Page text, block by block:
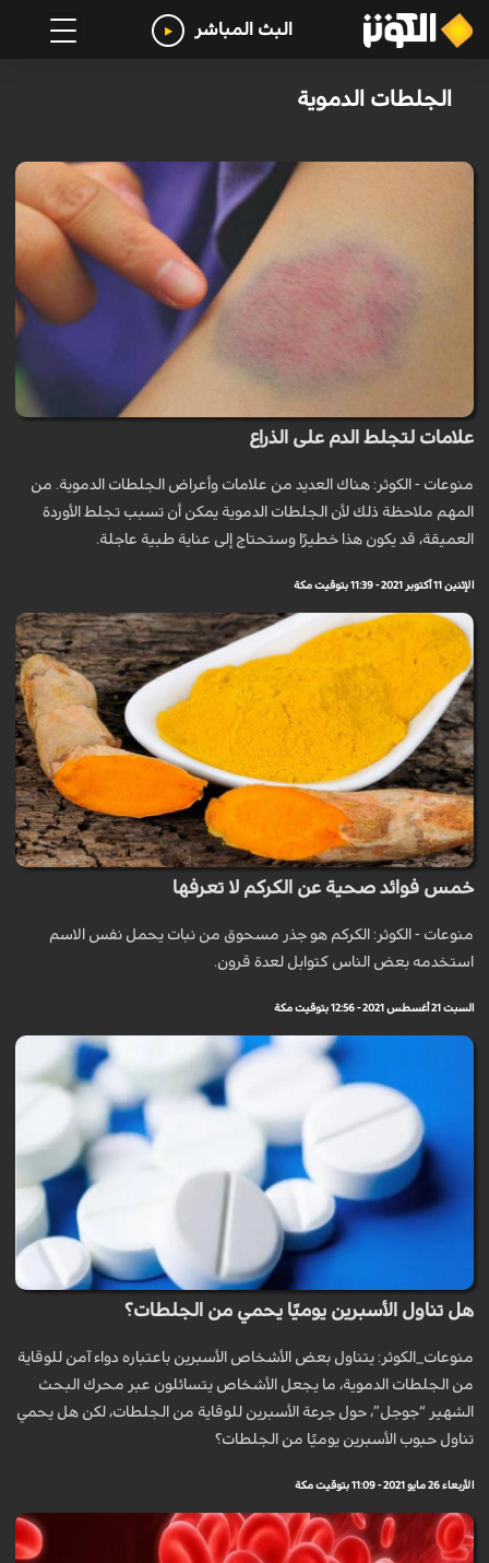
البث المباشر
الجلطات الدموية
علامات لتجلط الدم على الذراع
منوعات - الكوثر: هناك العديد من علامات وأعراض الجلطات الدموية. من
المهم ملاحظة ذلك لأن الجلطات الدموية يمكن أن تسبب تجلط الأوردة
العميقة، قد يكون هذا خطيرًا وستحتاج إلى عناية طبية عاجلة.
الإثنين 11 أكتوبر 2021 - 11:39 بتوقيت مكة
خمس فوائد صحية عن الكركم لا تعرفها
منوعات - الكوثر: الكركم هو جذر مسحوق من نبات يحمل نفس الاسم
استخدمه بعض الناس كتوابل لعدة قرون.
السبت 21 أغسطس 2021 - 12:56 بتوقيت مكة
هل تناول الأسبرين يوميًا يحمي من الجلطات؟
منوعات_الكوثر: يتناول بعض الأشخاص الأسبرين باعتباره دواء آمن للوقاية
من الجلطات الدموية، ما يجعل الأشخاص يتسائلون عبر محرك البحث
الشهير “جوجل”، حول جرعة الأسبرين للوقاية من الجلطات، لكن هل يحمي
تناول حبوب الأسبرين يوميًا من الجلطات؟
الأربعاء 26 مايو 2021 - 11:09 بتوقيت مكة